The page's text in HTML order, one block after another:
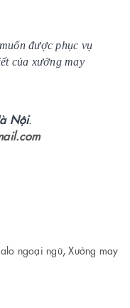
được phục vụ
của xưởng may
Nội.
ngoại ngữ,Xưởng may